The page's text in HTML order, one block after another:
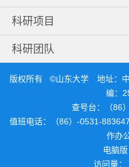
科研项目
科研团队
版权所有 ©山东大学 地址：
编：
查号台：（86
值班电话：（86）-0531-
作
电脑版
访问量：